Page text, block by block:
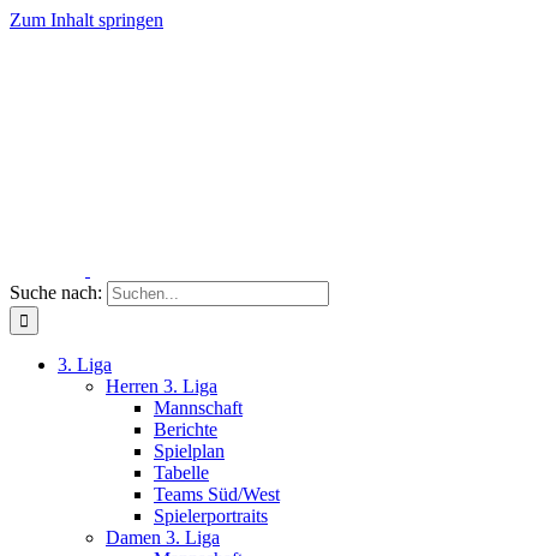
Zum Inhalt springen
Suche nach:
3. Liga
Herren 3. Liga
Mannschaft
Berichte
Spielplan
Tabelle
Teams Süd/West
Spielerportraits
Damen 3. Liga